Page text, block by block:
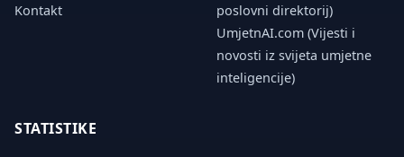
Kontakt
poslovni direktorij)
UmjetnAI.com (Vijesti i
novosti iz svijeta umjetne
inteligencije)
STATISTIKE